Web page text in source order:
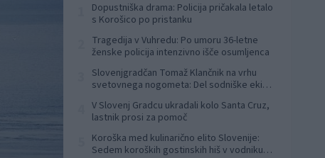
Dopustniška drama: Policija pričakala letalo
s Korošico po pristanku
Tragedija v Vuhredu: Po umoru 36-letne
ženske policija intenzivno išče osumljenca
Slovenjgradčan Tomaž Klančnik na vrhu
svetovnega nogometa: Del sodniške ekipe
V Slovenj Gradcu ukradali kolo Santa Cruz,
lastnik prosi za pomoč
Koroška med kulinarično elito Slovenije:
Sedem koroških gostinskih hiš v vodniku